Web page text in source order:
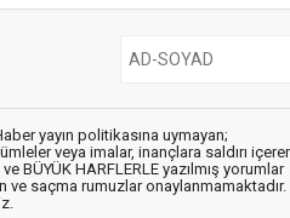
yayın politikasına uymayan;
veya imalar, inançlara saldırı
BÜYÜK HARFLERLE yazılmış yorumlar
ve saçma rumuzlar onaylanmamaktadır.